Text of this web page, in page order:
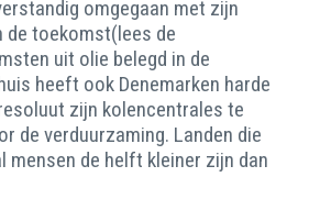
omgegaan met zijn
de toekomst(lees de
uit olie belegd in de
heeft ook Denemarken harde
zijn kolencentrales te
de verduurzaming. Landen die
mensen de helft kleiner zijn dan